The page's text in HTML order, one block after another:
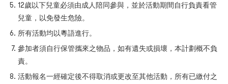
12歲以下兒童必須由成人陪同參與，並於活動期間自行負責看管
兒童，以免發生危險。
所有活動均以粵語進行。
參加者須自行保管攜來之物品，如有遺失或損壞，本計劃概不負
責。
活動報名一經確定後不得取消或更改至其他活動，所有已繳付之